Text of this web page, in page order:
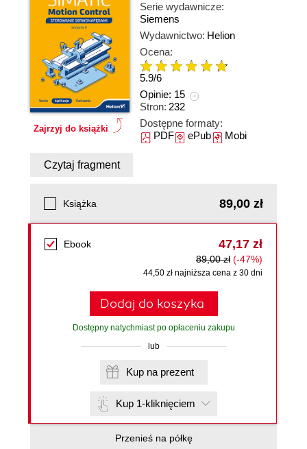
Zajrzyj do książki
Serie wydawnicze:
Siemens
Wydawnictwo: Helion
Ocena:
5.9/6
Opinie: 15
Stron: 232
Dostępne formaty:
PDFePubMobi
Czytaj fragment
Książka 89,00 zł
Ebook 47,17 zł
89,00 zł (-47%)
44,50 zł najniższa cena z 30 dni
Dodaj do koszyka
Dostępny natychmiast po opłaceniu zakupu
lub
Kup na prezent
Kup 1-kliknięciem
Przenieś na półkę